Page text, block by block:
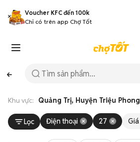
Voucher KFC đến 100k
Chỉ có trên app Chợ Tốt
Khu vực: Quảng Trị, Huyện Triệu Phong
Lọc Điện thoại 27 Giá